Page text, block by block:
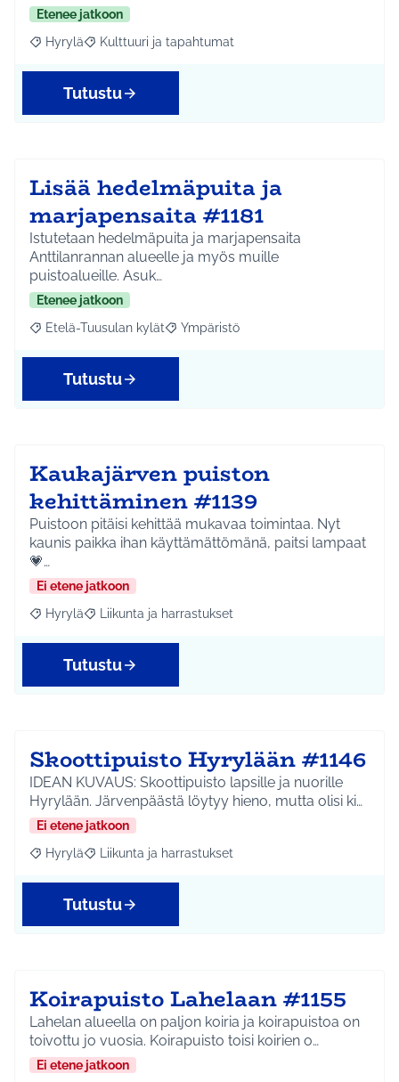
Etenee jatkoon
Rajaa tulokset aihepiirin mukaan: Hyrylä
Hyrylä Rajaa tulokset teeman mukaan: Kulttuuri ja
Kulttuuri ja tapahtumat
Tutustu
Lisää hedelmäpuita ja
marjapensaita #1181
Istutetaan hedelmäpuita ja marjapensaita
Anttilanrannan alueelle ja myös muille
puistoalueille. Asuk…
Etenee jatkoon
Rajaa tulokset aihepiirin mukaan: Etelä-Tuusulan kylät
Etelä-Tuusulan kylät Rajaa tulokset teeman mukaan:
Ympäristö
Tutustu
Kaukajärven puiston
kehittäminen #1139
Puistoon pitäisi kehittää mukavaa toimintaa. Nyt
kaunis paikka ihan käyttämättömänä, paitsi lampaat
💗…
Ei etene jatkoon
Rajaa tulokset aihepiirin mukaan: Hyrylä
Hyrylä Rajaa tulokset teeman mukaan: Liikunta ja
Liikunta ja harrastukset
Tutustu
Skoottipuisto Hyrylään #1146
IDEAN KUVAUS: Skoottipuisto lapsille ja nuorille
Hyrylään. Järvenpäästä löytyy hieno, mutta olisi ki…
Ei etene jatkoon
Rajaa tulokset aihepiirin mukaan: Hyrylä
Hyrylä Rajaa tulokset teeman mukaan: Liikunta ja
Liikunta ja harrastukset
Tutustu
Koirapuisto Lahelaan #1155
Lahelan alueella on paljon koiria ja koirapuistoa on
toivottu jo vuosia. Koirapuisto toisi koirien o…
Ei etene jatkoon